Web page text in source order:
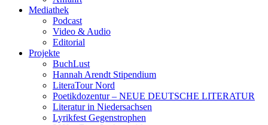
Mediathek
Podcast
Video & Audio
Editorial
Projekte
BuchLust
Hannah Arendt Stipendium
LiteraTour Nord
Poetikdozentur – NEUE DEUTSCHE LITERATUR
Literatur in Niedersachsen
Lyrikfest Gegenstrophen